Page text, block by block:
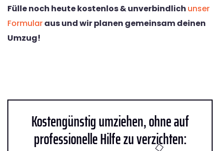
Fülle noch heute kostenlos & unverbindlich unser
Formularaus und wir planen gemeinsam deinen
Umzug!
Kostengünstig umziehen, ohne auf
professionelle Hilfe zu verzichten: